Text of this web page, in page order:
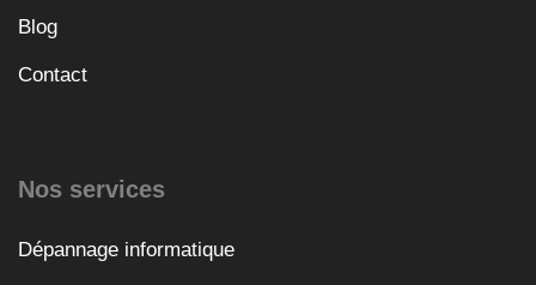
Blog
Contact
Nos services
Dépannage informatique